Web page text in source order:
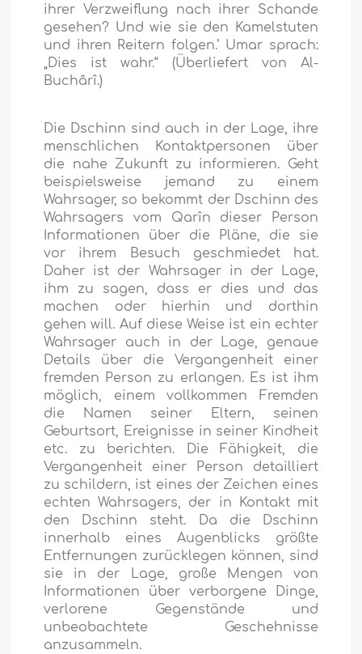
ihrer Verzweiflung nach ihrer Schande
gesehen? Und wie sie den Kamelstuten
und ihren Reitern folgen.’ Umar sprach:
„Dies ist wahr.“ (Überliefert von Al-
Buchârî.)
Die Dschinn sind auch in der Lage, ihre
menschlichen Kontaktpersonen über
die nahe Zukunft zu informieren. Geht
beispielsweise jemand zu einem
Wahrsager, so bekommt der Dschinn des
Wahrsagers vom Qarîn dieser Person
Informationen über die Pläne, die sie
vor ihrem Besuch geschmiedet hat.
Daher ist der Wahrsager in der Lage,
ihm zu sagen, dass er dies und das
machen oder hierhin und dorthin
gehen will. Auf diese Weise ist ein echter
Wahrsager auch in der Lage, genaue
Details über die Vergangenheit einer
fremden Person zu erlangen. Es ist ihm
möglich, einem vollkommen Fremden
die Namen seiner Eltern, seinen
Geburtsort, Ereignisse in seiner Kindheit
etc. zu berichten. Die Fähigkeit, die
Vergangenheit einer Person detailliert
zu schildern, ist eines der Zeichen eines
echten Wahrsagers, der in Kontakt mit
den Dschinn steht. Da die Dschinn
innerhalb eines Augenblicks größte
Entfernungen zurücklegen können, sind
sie in der Lage, große Mengen von
Informationen über verborgene Dinge,
verlorene Gegenstände und
unbeobachtete Geschehnisse
anzusammeln.